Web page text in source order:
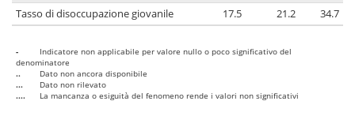
Tasso di disoccupazione giovanile
17.5 21.2 34.7
-
Indicatore non applicabile per valore nullo o poco significativo del
denominatore
..
Dato non ancora disponibile
...
Dato non rilevato
....
La mancanza o esiguità del fenomeno rende i valori non significativi